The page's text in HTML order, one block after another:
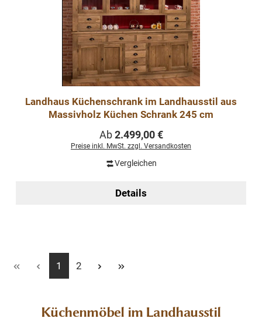
Landhaus Küchenschrank im Landhausstil aus
Massivholz Küchen Schrank 245 cm
Regulärer Preis:
Ab2.499,00 €
Preise inkl. MwSt. zzgl. Versandkosten
Vergleichen
Details
Seite
1 Seite
2
Küchenmöbel im Landhausstil